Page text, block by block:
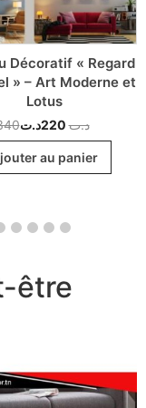
Décoratif « Regard
» – Art Moderne et
Lotus
د.ت 220د.ت
au panier
être